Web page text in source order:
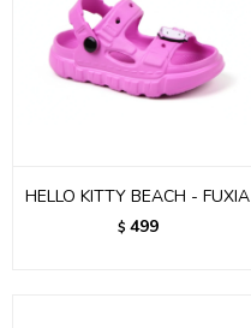
HELLO KITTY BEACH - FUXIA
$ 499